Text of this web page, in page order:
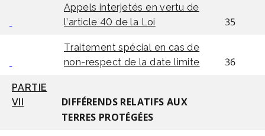
Appels interjetés en vertu de
l’article 40 de la Loi
35
Traitement spécial en cas de
non-respect de la date limite
36
PARTIE
VII
DIFFÉRENDS RELATIFS AUX
TERRES PROTÉGÉES